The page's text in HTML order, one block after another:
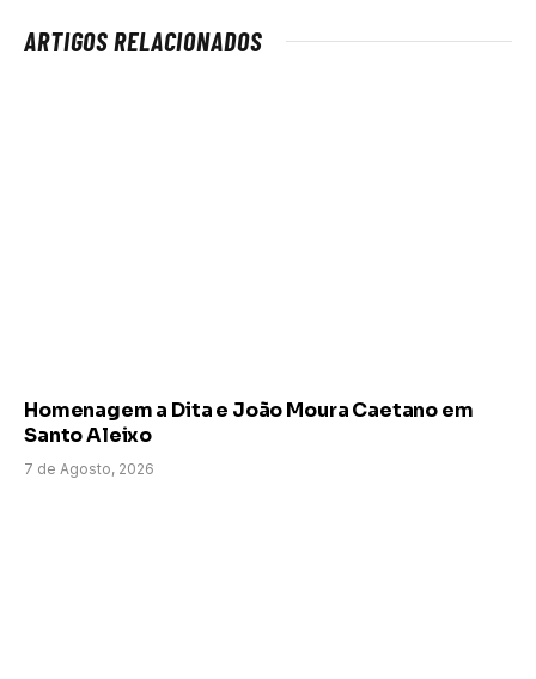
ARTIGOS RELACIONADOS
Homenagem a Dita e João Moura Caetano em
Santo Aleixo
7 de Agosto, 2026